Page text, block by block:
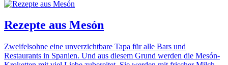
Rezepte aus Mesón
Zweifelsohne eine unverzichtbare Tapa für alle Bars und
Restaurants in Spanien. Und aus diesem Grund werden die Mesón-